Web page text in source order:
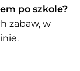
po szkole?
zabaw, w